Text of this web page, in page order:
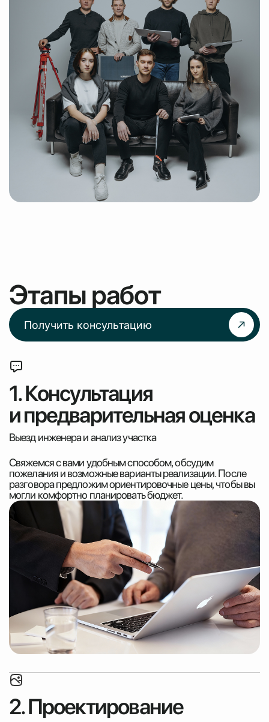
Этапы работ
Получить консультацию
1. Консультация
и предварительная оценка
Выезд инженера и анализ участка
Свяжемся с вами удобным способом, обсудим
пожелания и возможные варианты реализации. После
разговора предложим ориентировочные цены, чтобы вы
могли комфортно планировать бюджет.
2. Проектирование